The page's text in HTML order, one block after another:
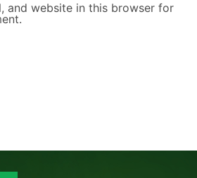
and website in this browser for